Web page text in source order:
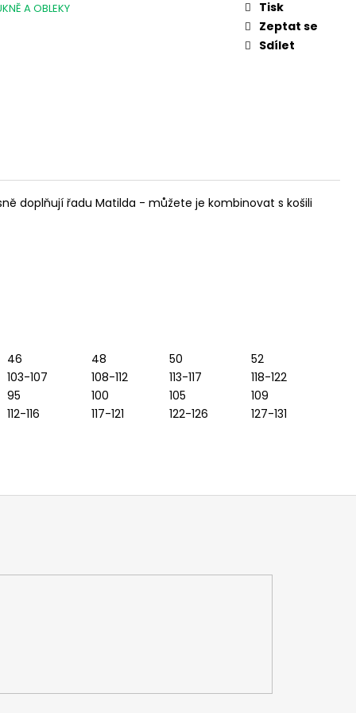
A OBLEKY
Tisk
Zeptat se
Sdílet
doplňují řadu Matilda - můžete je kombinovat s košili
46 48 50
52
103-107
108-112 113-117
118-122
95
100 105
109
112-116
117-121 122-126 127-131
45 AUTO, 3,3"